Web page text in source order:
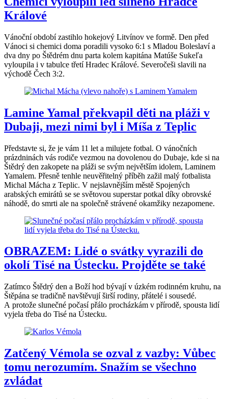
Králové
Vánoční období zastihlo hokejový Litvínov ve formě. Den před
Vánoci si chemici doma poradili vysoko 6:1 s Mladou Boleslaví a
dva dny po Štědrém dnu parta kolem kapitána Matúše Sukeľa
vyloupila i v tabulce třetí Hradec Králové. Severočeši slavili na
východě Čech 3:2.
Lamine Yamal překvapil děti na pláži v
Dubaji, mezi nimi byl i Míša z Teplic
Představte si, že je vám 11 let a milujete fotbal. O vánočních
prázdninách vás rodiče vezmou na dovolenou do Dubaje, kde si na
Štědrý den zakopete na pláži se svým největším idolem, Laminem
Yamalem. Přesně tenhle neuvěřitelný příběh zažil malý fotbalista
Michal Mácha z Teplic. V nejslavnějším městě Spojených
arabských emirátů se se světovou superstar potkal díky obrovské
náhodě, do smrti ale na společně strávené okamžiky nezapomene.
OBRAZEM: Lidé o svátky vyrazili do
okolí Tisé na Ústecku. Projděte se také
Zatímco Štědrý den a Boží hod bývají v úzkém rodinném kruhu, na
Štěpána se tradičně navštěvují širší rodiny, přátelé i sousedé.
A protože slunečné počasí přálo procházkám v přírodě, spousta lidí
vyjela třeba do Tisé na Ústecku.
Zatčený Vémola se ozval z vazby: Vůbec
tomu nerozumím. Snažím se všechno
zvládat